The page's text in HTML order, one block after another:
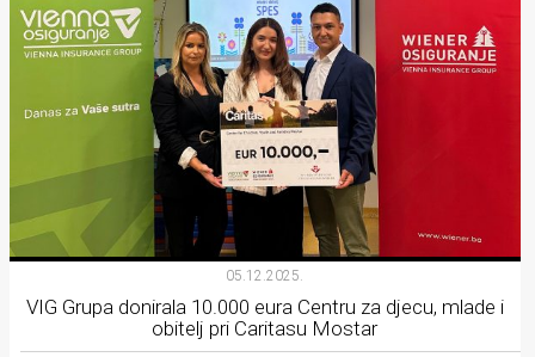
05.12.2025.
VIG Grupa donirala 10.000 eura Centru za djecu, mlade i
obitelj pri Caritasu Mostar